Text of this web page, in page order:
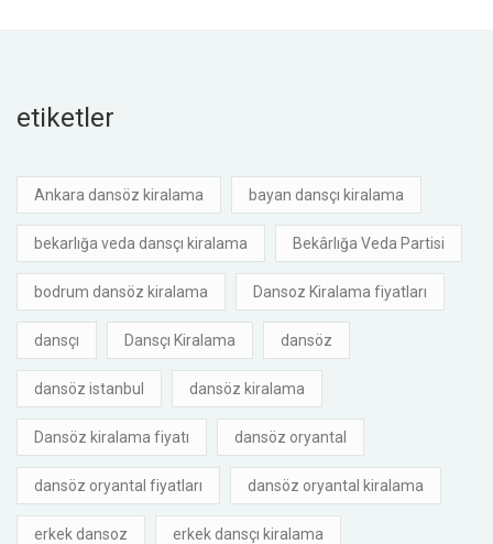
etiketler
Ankara dansöz kiralama bayan dansçı kiralama
bekarlığa veda dansçı kiralama Bekârlığa Veda Partisi
bodrum dansöz kiralama Dansoz Kiralama fiyatları
dansçı Dansçı Kiralama dansöz
dansöz istanbul dansöz kiralama
Dansöz kiralama fiyatı dansöz oryantal
dansöz oryantal fiyatları dansöz oryantal kiralama
erkek dansoz erkek dansçı kiralama